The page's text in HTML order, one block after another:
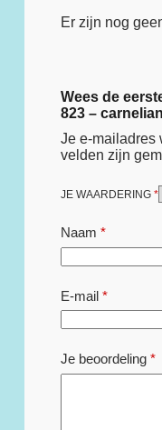
Er zijn nog
Wees de
823 –
Je e-mailadres
velden zijn
JE WAARDERING *
Naam *
E-mail*
Je beoordeling *